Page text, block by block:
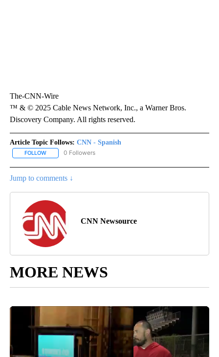
The-CNN-Wire
™ & © 2025 Cable News Network, Inc., a Warner Bros.
Discovery Company. All rights reserved.
Article Topic Follows: CNN - Spanish
FOLLOW FOLLOW "CNN - SPANISH" TO RECEIVE NOTIFICATIONS ABOUT
0 Followers
Jump to comments ↓
CNN Newsource
MORE NEWS